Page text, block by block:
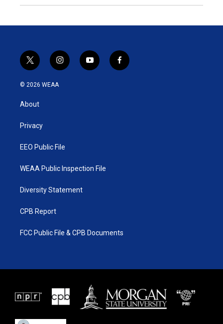
t
w
i
e
i
n
y
o
f
a
© 2026 WEAA
About
Privacy
EEO Public File
WEAA Public Inspection File
Diversity Statement
CPB Report
FCC Public File & CPB Documents